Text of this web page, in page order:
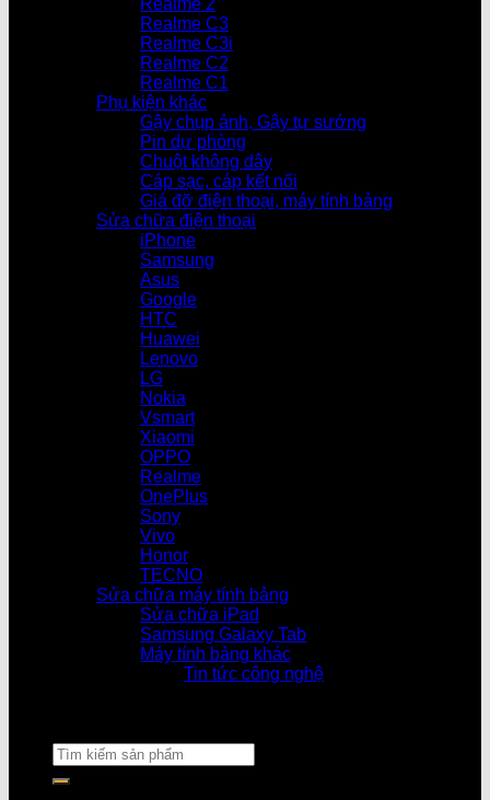
Realme 2
Realme C3
Realme C3i
Realme C2
Realme C1
Phụ kiện khác
Gậy chụp ảnh, Gậy tự sướng
Pin dự phòng
Chuột không dây
Cáp sạc, cáp kết nối
Giá đỡ điện thoại, máy tính bảng
Sửa chữa điện thoại
iPhone
Samsung
Asus
Google
HTC
Huawei
Lenovo
LG
Nokia
Vsmart
Xiaomi
OPPO
Realme
OnePlus
Sony
Vivo
Honor
TECNO
Sửa chữa máy tính bảng
Sửa chữa iPad
Samsung Galaxy Tab
Máy tính bảng khác
Tin tức công nghệ